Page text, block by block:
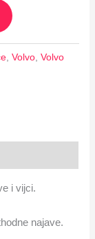
,Volvo ,Volvo
i vijci.
najave.